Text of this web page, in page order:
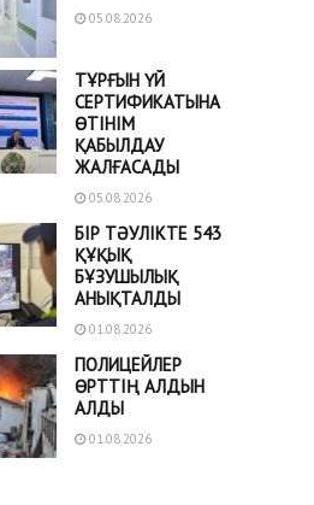
05.08.2026
ТҰРҒЫН ҮЙ
СЕРТИФИКАТЫНА
ӨТІНІМ
ҚАБЫЛДАУ
ЖАЛҒАСАДЫ
05.08.2026
БІР ТӘУЛІКТЕ 543
ҚҰҚЫҚ
БҰЗУШЫЛЫҚ
АНЫҚТАЛДЫ
01.08.2026
ПОЛИЦЕЙЛЕР
ӨРТТІҢ АЛДЫН
АЛДЫ
01.08.2026